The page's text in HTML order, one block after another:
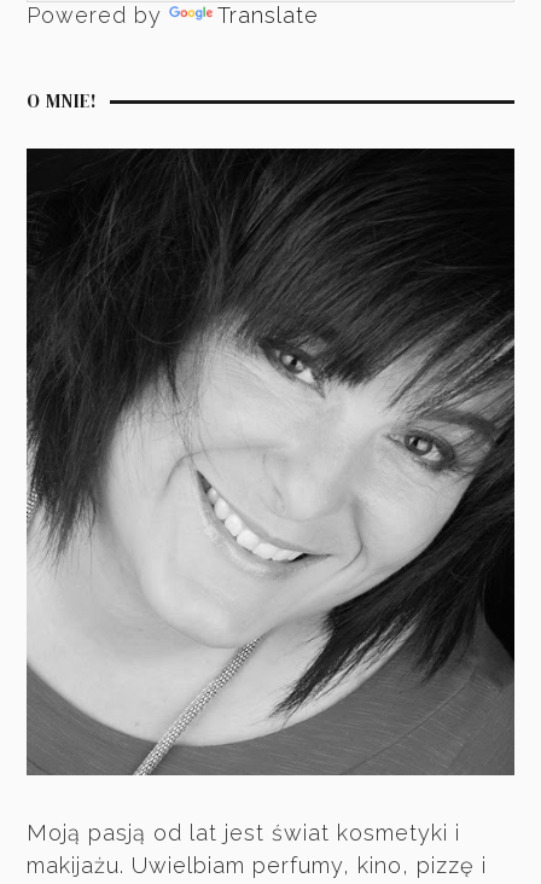
Powered by Translate
O MNIE!
Moją pasją od lat jest świat kosmetyki i
makijażu. Uwielbiam perfumy, kino, pizzę i